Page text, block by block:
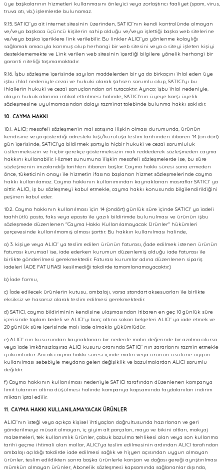
üye başkalarının hizmetleri kullanmasını önleyici veya zorlaştırıcı faaliyet (spam, virus,
truva atı, vb.) işlemlerde bulunamaz.
9.15. SATICI’ya ait internet sitesinin üzerinden, SATICI’nın kendi kontrolünde olmayan
ve/veya başkaca üçüncü kişilerin sahip olduğu ve/veya işlettiği başka web sitelerine
ve/veya başka içeriklere link verilebilir. Bu linkler ALICI’ya yönlenme kolaylığı
sağlamak amacıyla konmuş olup herhangi bir web sitesini veya o siteyi işleten kişiyi
desteklememekte ve Link verilen web sitesinin içerdiği bilgilere yönelik herhangi bir
garanti niteliği taşımamaktadır.
9.16. İşbu sözleşme içerisinde sayılan maddelerden bir ya da birkaçını ihlal eden üye
işbu ihlal nedeniyle cezai ve hukuki olarak şahsen sorumlu olup, SATICI’yı bu
ihlallerin hukuki ve cezai sonuçlarından ari tutacaktır. Ayrıca; işbu ihlal nedeniyle,
olayın hukuk alanına intikal ettirilmesi halinde, SATICI’nın üyeye karşı üyelik
sözleşmesine uyulmamasından dolayı tazminat talebinde bulunma hakkı saklıdır.
10. CAYMA HAKKI
10.1. ALICI; mesafeli sözleşmenin mal satışına ilişkin olması durumunda, ürünün
kendisine veya gösterdiği adresteki kişi/kuruluşa teslim tarihinden itibaren 14 (on dört)
gün içerisinde, SATICI’ya bildirmek şartıyla hiçbir hukuki ve cezai sorumluluk
üstlenmeksizin ve hiçbir gerekçe göstermeksizin malı reddederek sözleşmeden cayma
hakkını kullanabilir. Hizmet sunumuna ilişkin mesafeli sözleşmelerde ise, bu süre
sözleşmenin imzalandığı tarihten itibaren başlar. Cayma hakkı süresi sona ermeden
önce, tüketicinin onayı ile hizmetin ifasına başlanan hizmet sözleşmelerinde cayma
hakkı kullanılamaz. Cayma hakkının kullanımından kaynaklanan masraflar SATICI’ ya
aittir. ALICI, iş bu sözleşmeyi kabul etmekle, cayma hakkı konusunda bilgilendirildiğini
peşinen kabul eder.
10.2. Cayma hakkının kullanılması için 14 (ondört) günlük süre içinde SATICI' ya iadeli
taahhütlü posta, faks veya eposta ile yazılı bildirimde bulunulması ve ürünün işbu
sözleşmede düzenlenen "Cayma Hakkı Kullanılamayacak Ürünler" hükümleri
çerçevesinde kullanılmamış olması şarttır. Bu hakkın kullanılması halinde,
a) 3. kişiye veya ALICI’ ya teslim edilen ürünün faturası, (İade edilmek istenen ürünün
faturası kurumsal ise, iade ederken kurumun düzenlemiş olduğu iade faturası ile
birlikte gönderilmesi gerekmektedir. Faturası kurumlar adına düzenlenen sipariş
iadeleri İADE FATURASI kesilmediği takdirde tamamlanamayacaktır.)
b) İade formu,
c) İade edilecek ürünlerin kutusu, ambalajı, varsa standart aksesuarları ile birlikte
eksiksiz ve hasarsız olarak teslim edilmesi gerekmektedir.
d) SATICI, cayma bildiriminin kendisine ulaşmasından itibaren en geç 10 günlük süre
içerisinde toplam bedeli ve ALICI’yı borç altına sokan belgeleri ALICI’ ya iade etmek ve
20 günlük süre içerisinde malı iade almakla yükümlüdür.
e) ALICI’ nın kusurundan kaynaklanan bir nedenle malın değerinde bir azalma olursa
veya iade imkânsızlaşırsa ALICI kusuru oranında SATICI’ nın zararlarını tazmin etmekle
yükümlüdür. Ancak cayma hakkı süresi içinde malın veya ürünün usulüne uygun
kullanılması sebebiyle meydana gelen değişiklik ve bozulmalardan ALICI sorumlu
değildir.
f) Cayma hakkının kullanılması nedeniyle SATICI tarafından düzenlenen kampanya
limit tutarının altına düşülmesi halinde kampanya kapsamında faydalanılan indirim
miktarı iptal edilir.
11. CAYMA HAKKI KULLANILAMAYACAK ÜRÜNLER
ALICI’nın isteği veya açıkça kişisel ihtiyaçları doğrultusunda hazırlanan ve geri
gönderilmeye müsait olmayan, iç giyim alt parçaları, mayo ve bikini altları, makyaj
malzemeleri, tek kullanımlık ürünler, çabuk bozulma tehlikesi olan veya son kullanma
tarihi geçme ihtimali olan mallar, ALICI’ya teslim edilmesinin ardından ALICI tarafından
ambalajı açıldığı takdirde iade edilmesi sağlık ve hijyen açısından uygun olmayan
ürünler, teslim edildikten sonra başka ürünlerle karışan ve doğası gereği ayrıştırılması
mümkün olmayan ürünler, Abonelik sözleşmesi kapsamında sağlananlar dışında,